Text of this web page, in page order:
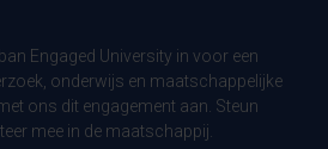
Engaged University in voor een
onderwijs en maatschappelijke
ons dit engagement aan. Steun
mee in de maatschappij.